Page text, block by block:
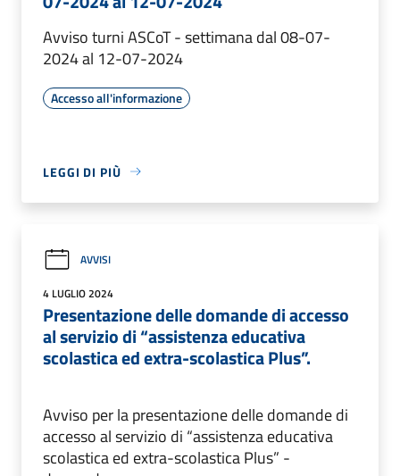
Avviso turni ASCoT - settimana dal 08-07-
2024 al 12-07-2024
Accesso all'informazione
LEGGI DI PIÙ
AVVISI
4 LUGLIO 2024
Presentazione delle domande di accesso
al servizio di “assistenza educativa
scolastica ed extra-scolastica Plus”.
Avviso per la presentazione delle domande di
accesso al servizio di “assistenza educativa
scolastica ed extra-scolastica Plus” -